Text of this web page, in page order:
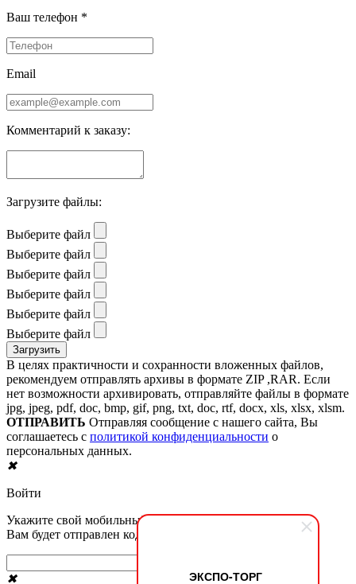
ЭКСПО-ТОРГ
Ваш телефон *
Email
Комментарий к заказу:
Загрузите файлы:
Выберите файл
Выберите файл
Выберите файл
Выберите файл
Выберите файл
Выберите файл
В целях практичности и сохранности вложенных файлов,
рекомендуем отправлять архивы в формате ZIP ,RAR. Если
нет возможности архивировать, отправляйте файлы в формате
jpg, jpeg, pdf, doc, bmp, gif, png, txt, doc, rtf, docx, xls, xlsx, xlsm.
ОТПРАВИТЬ Отправляя сообщение с нашего сайта, Вы
соглашаетесь с политикой конфиденциальности о
персональных данных.
✖
Войти
Укажите свой мобильный номер телефона.
Вам будет отправлен код в смс сообщении
✖